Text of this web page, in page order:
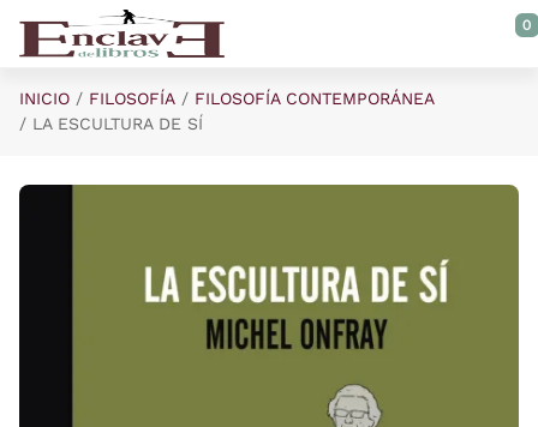
Saltar al contenido principal
0
INICIO FILOSOFÍA
FILOSOFÍA CONTEMPORÁNEA
LA ESCULTURA DE SÍ